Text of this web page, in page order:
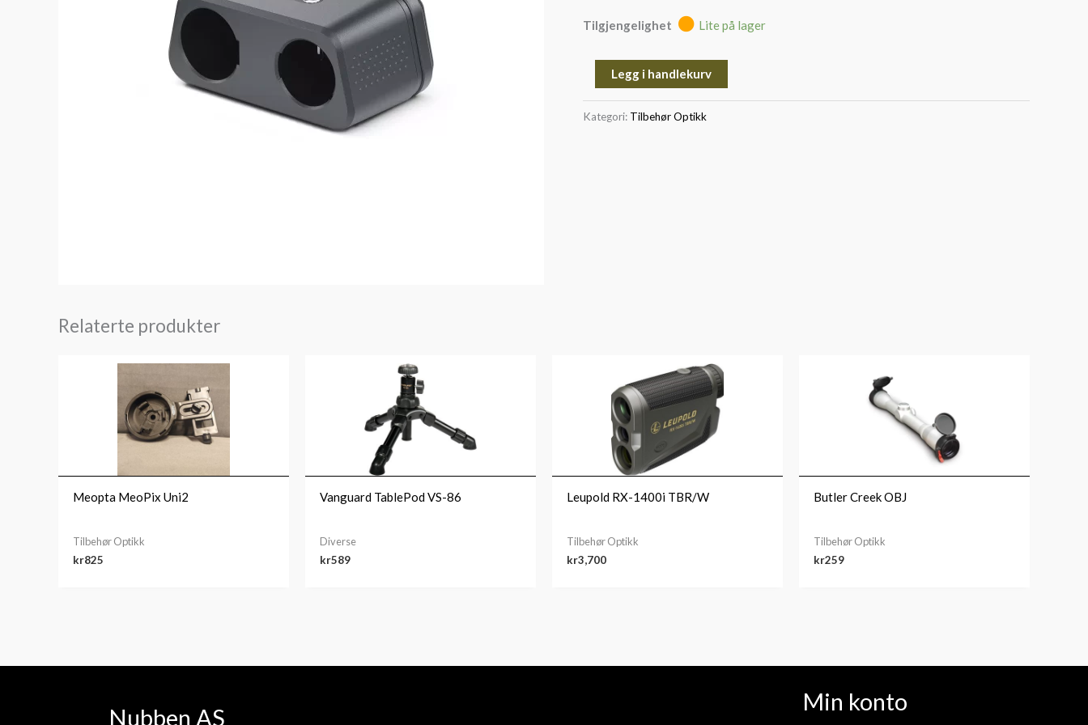
Tilgjengelighet Lite på lager
Legg i handlekurv
Kategori: Tilbehør Optikk
Relaterte produkter
Meopta MeoPix Uni2
Tilbehør Optikk
kr825
Vanguard TablePod VS-86
Diverse
kr589
Leupold RX-1400i TBR/W
Tilbehør Optikk
kr3,700
Butler Creek OBJ
Tilbehør Optikk
kr259
Nubben AS
Min konto